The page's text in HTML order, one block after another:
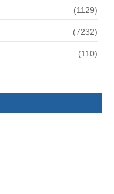
(1129)
(7232)
(110)